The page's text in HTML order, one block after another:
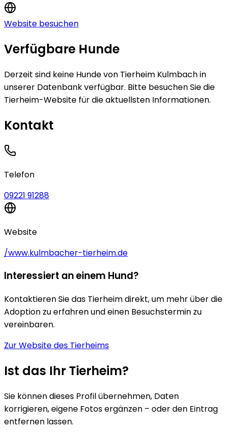
Website besuchen
Verfügbare Hunde
Derzeit sind keine Hundevon Tierheim Kulmbachin
unserer Datenbank verfügbar. Bitte besuchen Sie die
Tierheim-Website für die aktuellsten Informationen.
Kontakt
Telefon
09221 91288
Website
/www.kulmbacher-tierheim.de
Interessiert an einem Hund?
Kontaktieren Sie das Tierheim direkt, um mehr über die
Adoption zu erfahren und einen Besuchstermin zu
vereinbaren.
Zur Website des Tierheims
Ist das Ihr Tierheim?
Sie können dieses Profil übernehmen, Daten
korrigieren, eigene Fotos ergänzen – oder den Eintrag
entfernen lassen.